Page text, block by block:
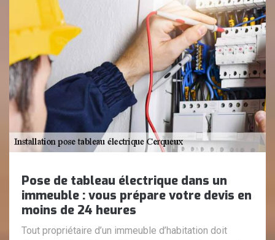
Pose de tableau électrique dans un
immeuble : vous prépare votre devis en
moins de 24 heures
Tout propriétaire d’un immeuble d’habitation doit